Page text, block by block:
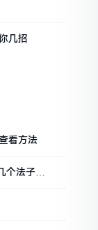
几招
看方法
个法子能